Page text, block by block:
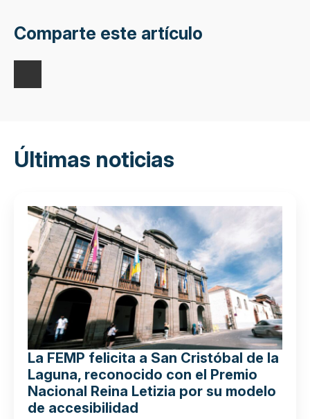
Comparte este artículo
Últimas noticias
La FEMP felicita a San Cristóbal de la
Laguna, reconocido con el Premio
Nacional Reina Letizia por su modelo
de accesibilidad